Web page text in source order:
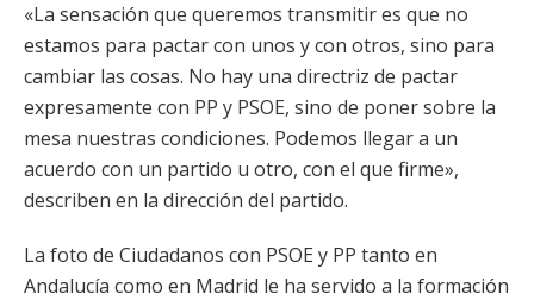
«La sensación que queremos transmitir es que no
estamos para pactar con unos y con otros, sino para
cambiar las cosas. No hay una directriz de pactar
expresamente con PP y PSOE, sino de poner sobre la
mesa nuestras condiciones. Podemos llegar a un
acuerdo con un partido u otro, con el que firme»,
describen en la dirección del partido.
La foto de Ciudadanos con PSOE y PP tanto en
Andalucía como en Madrid le ha servido a la formación